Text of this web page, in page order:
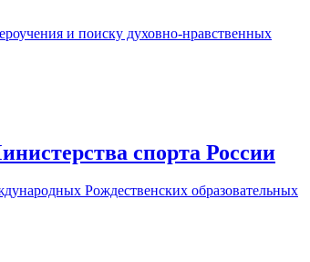
и поиску духовно-нравственных
спорта России
Рождественских образовательных